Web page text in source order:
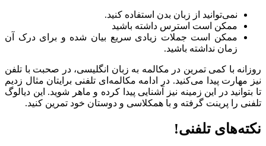
نمی‌توانید از زبان بدن استفاده کنید.
ممکن است استرس داشته باشید
ممکن است جملات زیادی سریع بیان شده و برای درک آن
زمان نداشته باشید.
روزانه با کمی تمرین در مکالمه به زبان انگلیسی، در صحبت با تلفن
نیز مهارت پیدا می‌کنید. در ادامه مکالمه‌ای تلفنی برایتان مثال زدیم
تا بتوانید در این زمینه نیز آشنایی پیدا کرده و ماهر شوید. این دیالوگ
تلفنی را پرینت گرفته و با همکلاسی‌ و دوستان خود تمرین کنید.
نکته‌‌های تلفنی!